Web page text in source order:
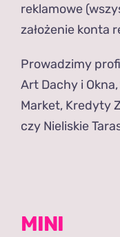
reklamowe
założenie konta
Prowadzimy
Art Dachy i
Market, Kredyty
czy Nieliskie
MINI